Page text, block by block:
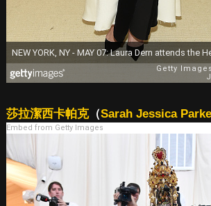
莎拉潔西卡帕克（Sarah Jessica
Embed from Getty Images